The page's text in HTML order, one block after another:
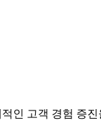
인 고객 경험 증